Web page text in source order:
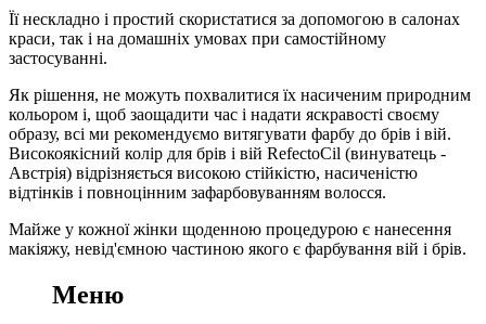
Її нескладно і простий скористатися за допомогою в салонах
краси, так і на домашніх умовах при самостійному
застосуванні.
Як рішення, не можуть похвалитися їх насиченим природним
кольором і, щоб заощадити час і надати яскравості своєму
образу, всі ми рекомендуємо витягувати фарбу до брів і вій.
Високоякісний колір для брів і вій RefectoCil (винуватець -
Австрія) відрізняється високою стійкістю, насиченістю
відтінків і повноцінним зафарбовуванням волосся.
Майже у кожної жінки щоденною процедурою є нанесення
макіяжу, невід'ємною частиною якого є фарбування вій і брів.
Меню